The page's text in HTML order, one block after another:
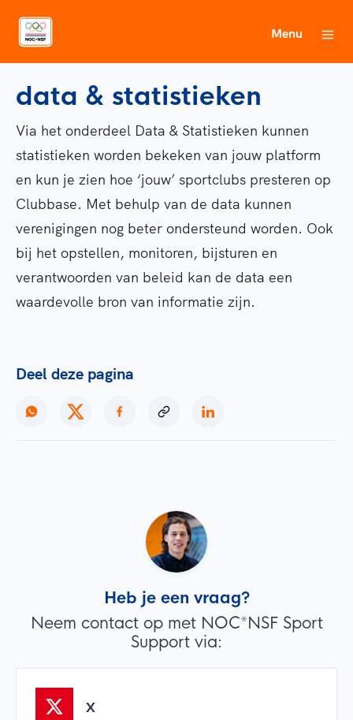
Menu
data & statistieken
Via het onderdeel Data & Statistieken kunnen
statistieken worden bekeken van jouw platform
en kun je zien hoe ‘jouw’ sportclubs presteren op
Clubbase. Met behulp van de data kunnen
verenigingen nog beter ondersteund worden. Ook
bij het opstellen, monitoren, bijsturen en
verantwoorden van beleid kan de data een
waardevolle bron van informatie zijn.
Deel deze pagina
Heb je een vraag?
Neem contact op met NOC*NSF Sport
Support via:
X